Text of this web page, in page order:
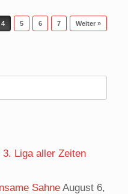
4 5 6 7 Weiter »
3. Liga aller Zeiten
Sahne August 6,